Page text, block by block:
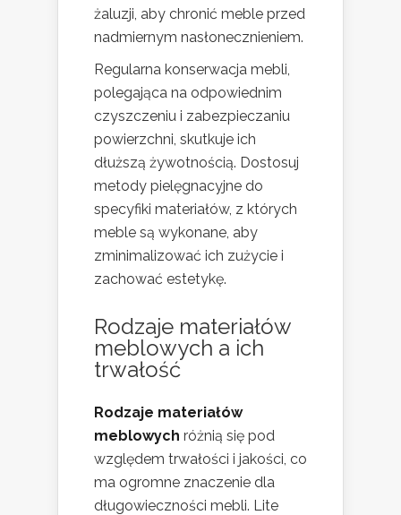
żaluzji, aby chronić meble przed
nadmiernym nasłonecznieniem.
Regularna konserwacja mebli,
polegająca na odpowiednim
czyszczeniu i zabezpieczaniu
powierzchni, skutkuje ich
dłuższą żywotnością. Dostosuj
metody pielęgnacyjne do
specyfiki materiałów, z których
meble są wykonane, aby
zminimalizować ich zużycie i
zachować estetykę.
Rodzaje materiałów
meblowych a ich
trwałość
Rodzaje materiałów
meblowych różnią się pod
względem trwałości i jakości, co
ma ogromne znaczenie dla
długowieczności mebli. Lite